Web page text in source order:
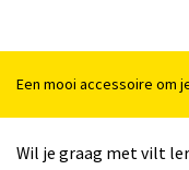
Een mooi accessoire om
Wil je graag met vilt